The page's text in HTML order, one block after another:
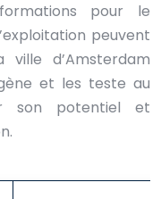
pour le
peuvent
d’Amsterdam
et les teste au
son potentiel et